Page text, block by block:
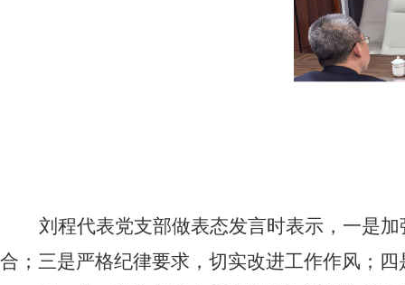
刘程代表党支部做表态发言时表示，一是
合；三是严格纪律要求，切实改进工作作风；